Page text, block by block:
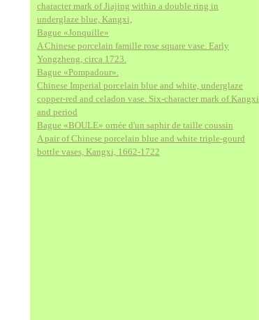
character mark of Jiajing within a double ring in
underglaze blue, Kangxi,
Bague «Jonquille»
A Chinese porcelain famille rose square vase. Early
Yongzheng, circa 1723.
Bague «Pompadour».
Chinese Imperial porcelain blue and white, underglaze
copper-red and celadon vase. Six-character mark of Kangxi
and period
Bague «BOULE» ornée d'un saphir de taille coussin
A pair of Chinese porcelain blue and white triple-gourd
bottle vases, Kangxi, 1662-1722